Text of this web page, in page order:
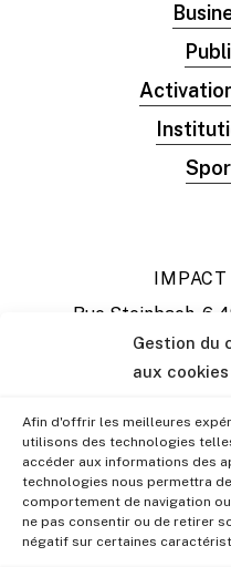
Gestion du
aux cookies
Afin d'offrir les meilleures
utilisons des technologies
accéder aux informations des
technologies nous permettra
comportement de navigation
ne pas consentir ou de retirer
négatif sur certaines
Rue Steinbach, 6
T: +32
E:
©